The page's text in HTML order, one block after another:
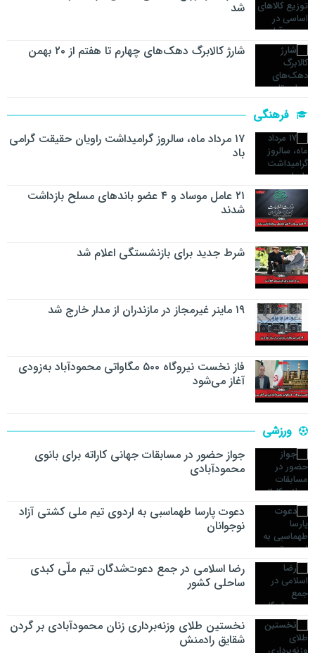
شد
شارژ کالابرگ دهک‌های چهارم تا هفتم از ۲۰ بهمن
فرهنگی
۱۷ مرداد ماه، سالروز گرامیداشت راویان حقیقت گرامی
باد
۲۱ عامل موساد و ۴ عضو باند‌های مسلح بازداشت
شدند
شرط جدید برای بازنشستگی اعلام شد
۱۹ ماینر غیرمجاز در مازندران از مدار خارج شد
فاز نخست نیروگاه ۵۰۰ مگاواتی محمودآباد به‌زودی
آغاز می‌شود
ورزشی
جواز حضور در مسابقات جهانی کاراته برای بانوی
محمودآبادی
دعوت پارسا طهماسبی به اردوی تیم ملی کشتی آزاد
نوجوانان
رضا اسلامی در جمع دعوت‌شدگان تیم ملّی کبدی
ساحلی کشور
نخستین طلای وزنه‌برداری زنان محمودآبادی بر گردن
شقایق رادمنش